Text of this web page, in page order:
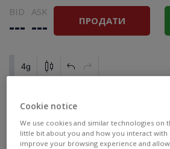
BID
---
ASK
--- ПРОДАТИ
Cookie notice
We use cookies and similar technologies on
little bit about you and how you interact with
improve your browsing experience and